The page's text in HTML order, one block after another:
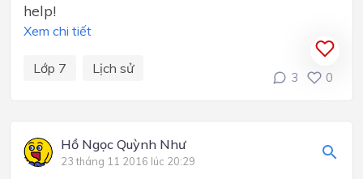
help!
Xem chi tiết
Lớp 7 Lịch sử
3 0
Hồ Ngọc Quỳnh Như
23 tháng 11 2016 lúc 20:29